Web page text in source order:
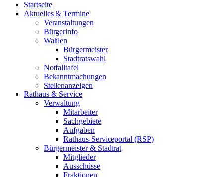
Startseite
Aktuelles & Termine
Veranstaltungen
Bürgerinfo
Wahlen
Bürgermeister
Stadtratswahl
Notfalltafel
Bekanntmachungen
Stellenanzeigen
Rathaus & Service
Verwaltung
Mitarbeiter
Sachgebiete
Aufgaben
Rathaus-Serviceportal (RSP)
Bürgermeister & Stadtrat
Mitglieder
Ausschüsse
Fraktionen